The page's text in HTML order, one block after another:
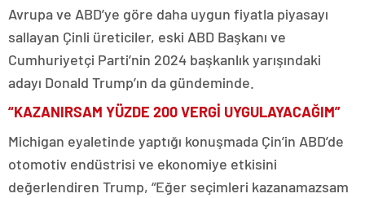
Avrupa ve ABD’ye göre daha uygun fiyatla piyasayı
sallayan Çinli üreticiler, eski ABD Başkanı ve
Cumhuriyetçi Parti’nin 2024 başkanlık yarışındaki
adayı Donald Trump’ın da gündeminde.
“KAZANIRSAM YÜZDE 200 VERGİ UYGULAYACAĞIM”
Michigan eyaletinde yaptığı konuşmada Çin’in ABD’de
otomotiv endüstrisi ve ekonomiye etkisini
değerlendiren Trump, “Eğer seçimleri kazanamazsam